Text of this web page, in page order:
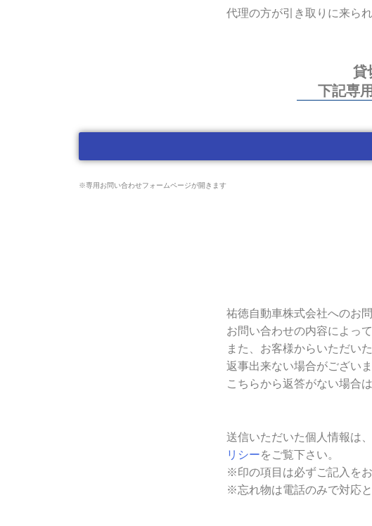
代理の方が引き取りに来ら
貸
下記専
※専用お問い合わせフォームページが開きます
祐徳自動車株式会社へのお
お問い合わせの内容によっ
また、お客様からいただい
返事出来ない場合がございま
こちらから返答がない場合
送信いただいた個人情報は
リシーをご覧下さい。
※印の項目は必ずご記入を
※忘れ物は電話のみで対応